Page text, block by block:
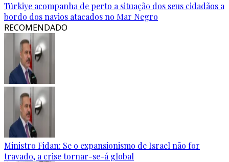
Türkiye acompanha de perto a situação dos seus cidadãos a
bordo dos navios atacados no Mar Negro
RECOMENDADO
Ministro Fidan: Se o expansionismo de Israel não for
travado, a crise tornar-se-á global